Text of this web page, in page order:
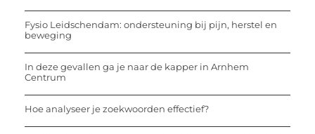
Fysio Leidschendam: ondersteuning bij pijn, herstel en
beweging
In deze gevallen ga je naar de kapper in Arnhem
Centrum
Hoe analyseer je zoekwoorden effectief?